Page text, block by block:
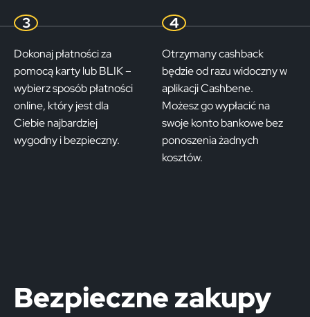
3
Dokonaj płatności za
pomocą karty lub BLIK –
wybierz sposób płatności
online, który jest dla
Ciebie najbardziej
wygodny i bezpieczny.
4
Otrzymany cashback
będzie od razu widoczny w
aplikacji Cashbene.
Możesz go wypłacić na
swoje konto bankowe bez
ponoszenia żadnych
kosztów.
Bezpieczne zakupy